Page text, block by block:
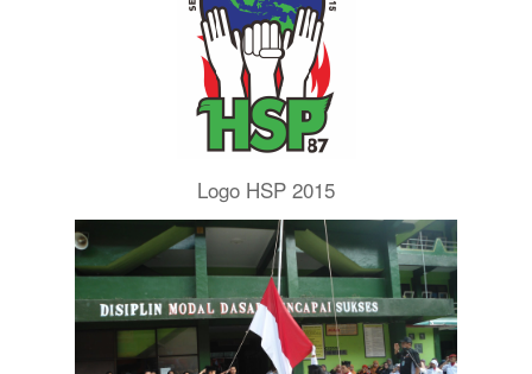
Logo HSP 2015